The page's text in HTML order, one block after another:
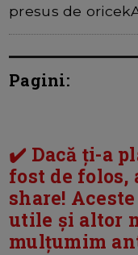
presus de
Pagini:
✔️ Dacă ți-a
fost de folos,
share!
utile și altor
mulțumim